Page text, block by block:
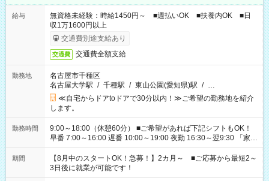
給与
無資格未経験：時給1450円～ ■週払いOK ■扶養内OK ■日
収1万1600円以上
交通費別途支給あり
交通費 交通費全額支給
勤務地
名古屋市千種区
名古屋大学駅 / 千種駅 / 東山公園(愛知県)駅 / …
≪自宅からドアtoドアで30分以内！≫ご希望の勤務地を紹介
します。
勤務時間
9:00～18:00（休憩60分） ■ご希望があれば下記シフトもOK！
早番 7:00～16:00 遅番 10:00～19:00 夜勤 16:30～翌9:30 「家族
と休みを合わせたい」 「余裕を持って夕飯の準備がしたい」
「できれば残業はしたくない」 など、ご希望を教えてください
ね。 ※Wワーク希望の方へ 今ご覧のお仕事で希望する勤務時間
と、もう1つのお仕事の勤務時間。 合計で週40時間を超える場
期間
【8月中のスタートOK！急募！】2カ月～ ■ご応募から最短2～
3日後に就業が可能です！